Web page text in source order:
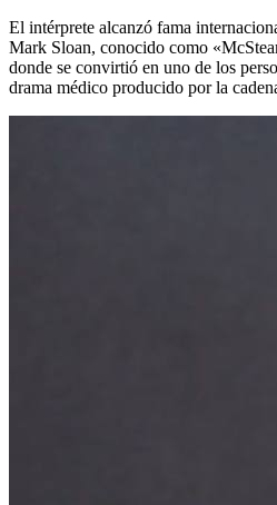
El intérprete alcanzó fama
Mark Sloan, conocido como
donde se convirtió en uno de los
drama médico producido por la